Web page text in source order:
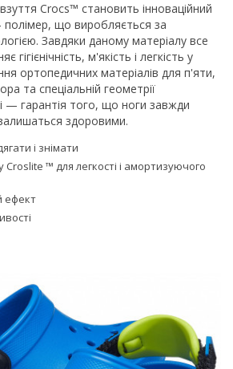
Crocs™ становить інноваційний
що виробляється за
Завдяки даному матеріалу все
гігієнічність, м'якість і легкість у
ортопедичних матеріалів для п'яти,
та спеціальній геометрії
— гарантія того, що ноги завжди
здоровими.
і знімати
Croslite ™ для легкості і амортизуючого
ефект